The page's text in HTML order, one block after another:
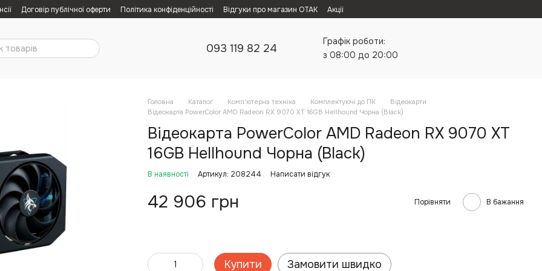
Договір публічної оферти Політика конфіденційності Відгуки про магазин ОТАК Акції
093 119 82 24
Графік роботи:
з 08:00 до 20:00
Головна Каталог Комп'ютерна техніка Комплектуючі до ПК
Відеокарти
Відеокарта PowerColor AMD Radeon RX 9070 XT 16GB Hellhound Чорна (Black)
Відеокарта PowerColor AMD Radeon RX 9070 XT
16GB Hellhound Чорна (Black)
В наявності Артикул: 208244 Написати відгук
42 906 грн Порівняти В бажання
Купити Замовити швидко